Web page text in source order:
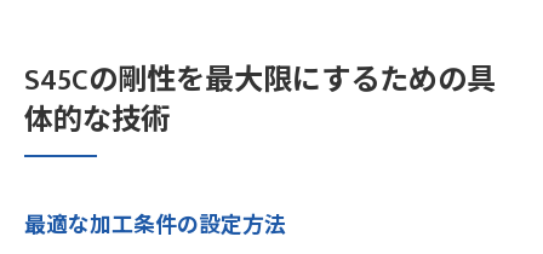
S45Cの剛性を最大限にするための具
体的な技術
最適な加工条件の設定方法